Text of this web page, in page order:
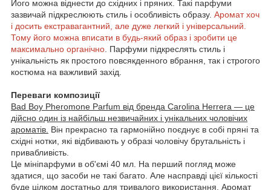
Його можна віднести до східних і пряних. Такі парфуми
зазвичай підкреслюють стиль і особливість образу. Аромат хоч
і досить екстравагантний, але дуже легкий і універсальний.
Тому його можна вписати в будь-який образ і зробити це
максимально органічно . Парфуми підкреслять стиль і
унікальність як простого повсякденного вбрання, так і строгого
костюма на важливий захід.
Переваги композиції
Bad Boy Pheromone Parfum від бренда Carolina Herrera — це
дійсно один із найбільш незвичайних і унікальних чоловічих
ароматів. Він прекрасно та гармонійно поєднує в собі пряні та
східні нотки, які відбивають у образі чоловічу брутальність і
привабливість.
Це мініпарфуми в об'ємі 40 мл. На перший погляд може
здатися, що засоби не такі багато. Але насправді цієї кількості
буде цілком достатньо для тривалого використання. Аромат